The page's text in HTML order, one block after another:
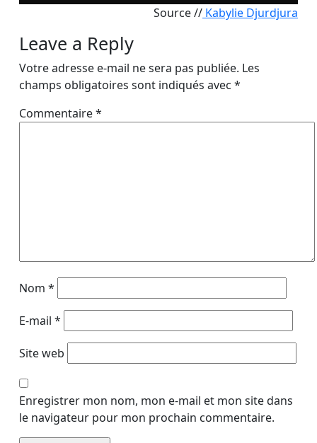
Source // Kabylie Djurdjura
Leave a Reply
Votre adresse e-mail ne sera pas publiée. Les
champs obligatoires sont indiqués avec *
Commentaire*
Nom *
E-mail *
Site web
Enregistrer mon nom, mon e-mail et mon site dans
le navigateur pour mon prochain commentaire.